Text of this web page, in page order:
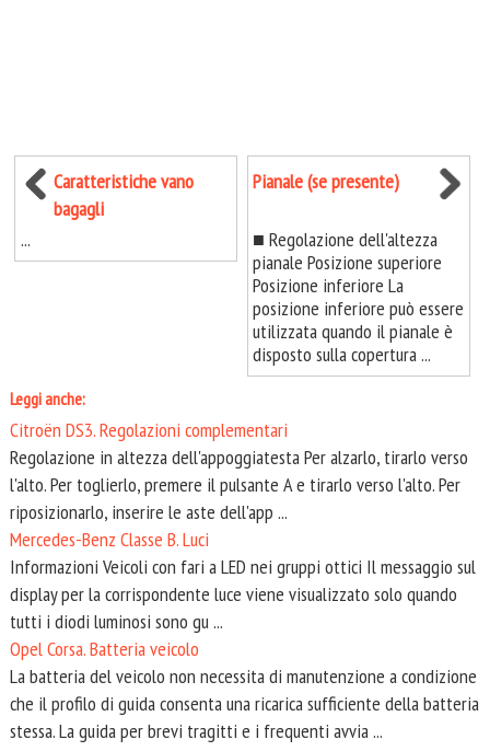
Caratteristiche vano
bagagli
...
Pianale (se presente)
■ Regolazione dell'altezza
pianale Posizione superiore
Posizione inferiore La
posizione inferiore può essere
utilizzata quando il pianale è
disposto sulla copertura ...
Leggi anche:
Citroën DS3. Regolazioni complementari
Regolazione in altezza dell'appoggiatesta Per alzarlo, tirarlo verso
l'alto. Per toglierlo, premere il pulsante A e tirarlo verso l'alto. Per
riposizionarlo, inserire le aste dell'app ...
Mercedes-Benz Classe B. Luci
Informazioni Veicoli con fari a LED nei gruppi ottici Il messaggio sul
display per la corrispondente luce viene visualizzato solo quando
tutti i diodi luminosi sono gu ...
Opel Corsa. Batteria veicolo
La batteria del veicolo non necessita di manutenzione a condizione
che il profilo di guida consenta una ricarica sufficiente della batteria
stessa. La guida per brevi tragitti e i frequenti avvia ...